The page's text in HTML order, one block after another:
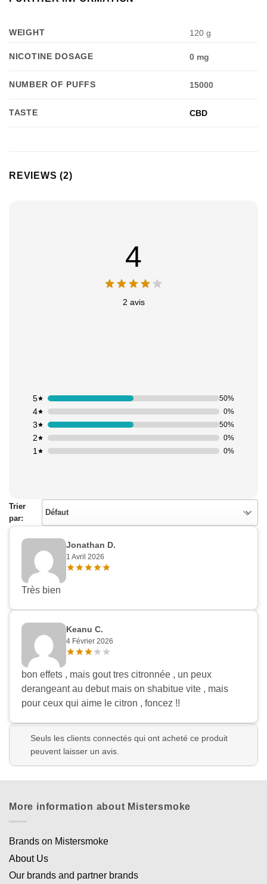
WEIGHT 120 g
NICOTINE DOSAGE 0 mg
NUMBER OF PUFFS 15000
TASTE CBD
REVIEWS (2)
4
2 avis
1 0%
2 0%
3 50%
4 0%
5 50%
Trier
par:
Défaut
Jonathan D.
1 Avril 2026
Très bien
Keanu C.
4 Février 2026
bon effets , mais gout tres citronnée , un peux
derangeant au debut mais on shabitue vite , mais
pour ceux qui aime le citron , foncez !!
Seuls les clients connectés qui ont acheté ce produit
peuvent laisser un avis.
More information about Mistersmoke
Brands on Mistersmoke
About Us
Our brands and partner brands
Appliquer les filtres